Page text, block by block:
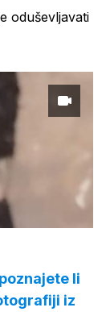
oduševljavati
li
iz